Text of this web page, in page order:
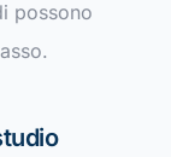
possono